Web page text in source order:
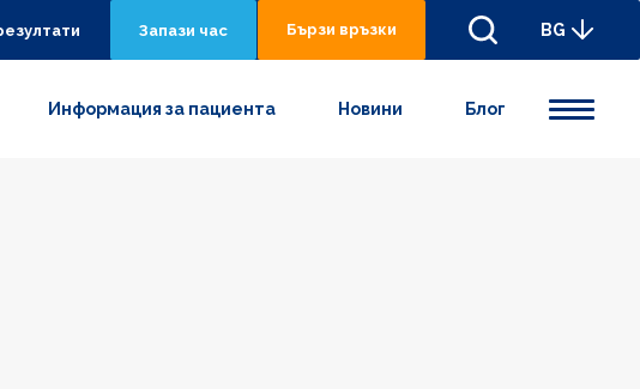
Запази час Бързи връзки BG
Информация за пациента Новини Блог